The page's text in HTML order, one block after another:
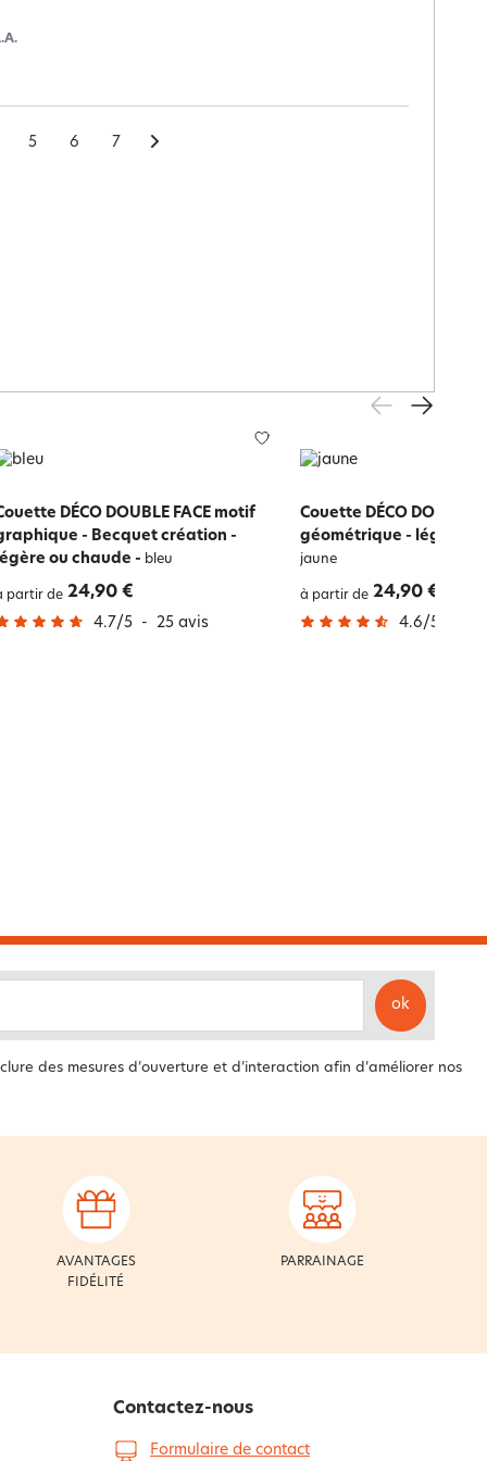
5 6 7
DÉCO DOUBLE FACE motif
- Becquet création -
légère ou chaude - bleu
partir de 24,90 €
4.7/5 - 25 avis
Couette DÉCO DOUBLE
géométrique - légère
jaune
à partir de 24,90 €
4.6/5
ok
des mesures d’ouverture et d’interaction afin d’améliorer nos
AVANTAGES
FIDÉLITÉ
PARRAINAGE
Contactez-nous
Formulaire de contact